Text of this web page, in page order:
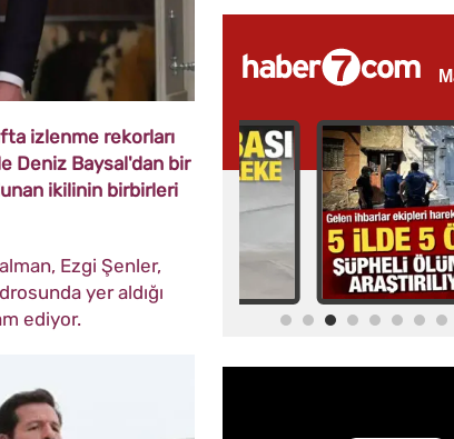
izlenme rekorları
Deniz Baysal'dan bir
ikilinin birbirleri
Ezgi Şenler,
yer aldığı
ediyor.